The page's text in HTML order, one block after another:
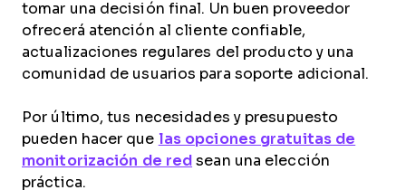
tomar una decisión final. Un buen proveedor
ofrecerá atención al cliente confiable,
actualizaciones regulares del producto y una
comunidad de usuarios para soporte adicional.
Por último, tus necesidades y presupuesto
pueden hacer que las opciones gratuitas de
monitorización de red sean una elección
práctica.